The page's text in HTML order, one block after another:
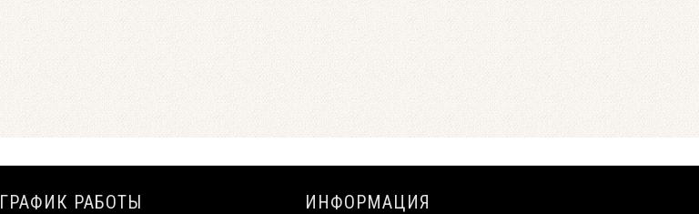
ГРАФИК РАБОТЫ ИНФОРМАЦИЯ